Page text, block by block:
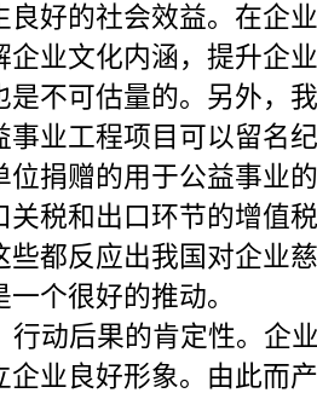
良好的社会效益。在企
企业文化内涵，提升企
是不可估量的。另外，
事业工程项目可以留名
位捐赠的用于公益事业
关税和出口环节的增值
些都反应出我国对企业
个很好的推动。
动后果的肯定性。企
企业良好形象。由此而